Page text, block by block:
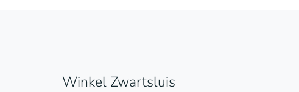
Winkel Zwartsluis